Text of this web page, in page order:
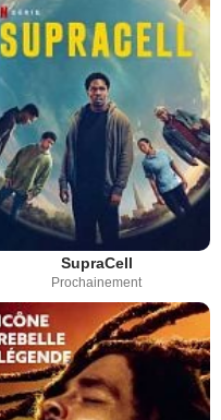
SupraCell
Prochainement